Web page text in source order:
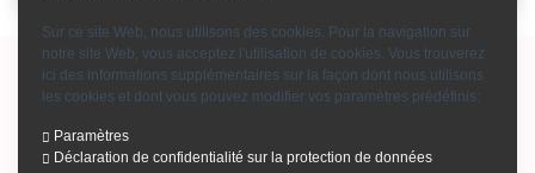
Sur ce site Web, nous utilisons des cookies. Pour la navigation sur
notre site Web, vous acceptez l'utilisation de cookies. Vous trouverez
ici des informations supplémentaires sur la façon dont nous utilisons
les cookies et dont vous pouvez modifier vos paramètres prédéfinis:
Paramètres
Déclaration de confidentialité sur la protection de données
Copyright © 2015-2026 Bohemian Crystal GmbH
Mention d'impression-Conditions générales-Contact -Modes de paiement
-Qui sommes-nous
Catalogue lustres en cristal